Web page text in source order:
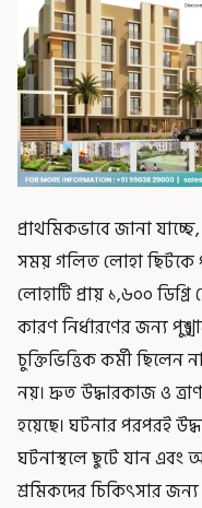
প্রাথমিকভাবে জানা
সময় গলিত লোহা ছিটকে
লোহাটি প্রায় ১,৬০০
কারণ নির্ধারণের জন্য
চুক্তিভিত্তিক কর্মী ছিলেন
নয়। দ্রুত উদ্ধারকাজ ও
হয়েছে। ঘটনার পরপরই
ঘটনাস্থলে ছুটে যান এবং
শ্রমিকদের চিকিৎসার জন্য